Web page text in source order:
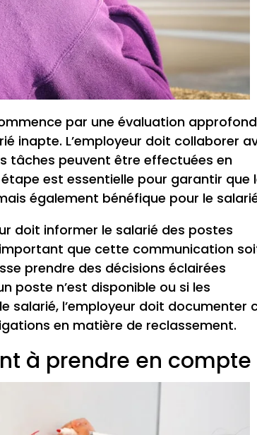
par une évaluation
inapte. L’employeur doit collaborer
tâches peuvent être effectuées en
est essentielle pour garantir que
également bénéfique pour le
doit informer le salarié des postes
que cette communication
prendre des décisions éclairées
poste n’est disponible ou si les
l’employeur doit documenter
en matière de reclassement.
à prendre en compte